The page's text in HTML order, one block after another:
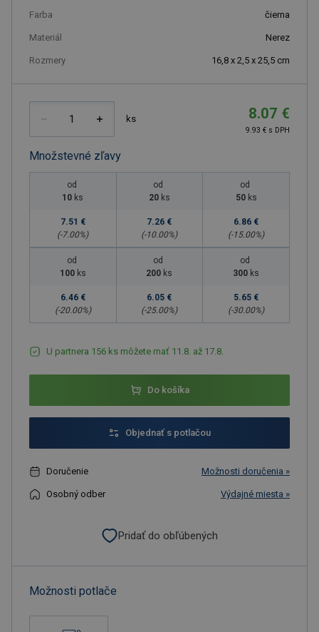
Farba čierna
Materiál Nerez
Rozmery 16,8 x 2,5 x 25,5 cm
ks 8.07 €
9.93 € s DPH
Množstevné zľavy
od
10 ks
7.51 €
(-7.00%)
od
20 ks
7.26 €
(-10.00%)
od
50 ks
6.86 €
(-15.00%)
od
100 ks
6.46 €
(-20.00%)
od
200 ks
6.05 €
(-25.00%)
od
300 ks
5.65 €
(-30.00%)
U partnera 156 ks môžete mať 11.8. až 17.8.
Do košíka
Objednať s potlačou
Doručenie Možnosti doručenia »
Osobný odber Výdajné miesta »
Pridať do obľúbených
Možnosti potlače